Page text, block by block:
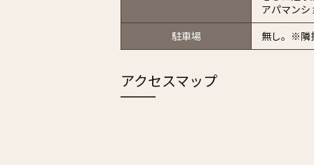
アパマン
駐車場
無し。※隣
アクセスマップ